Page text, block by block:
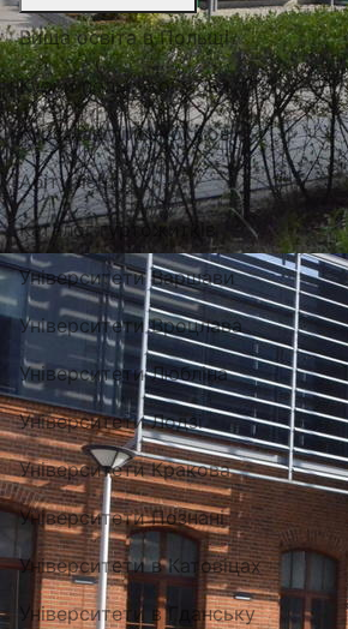
Вища освіта в Польщі
Курси польської мови
Курси англійської мови
Абітурієнту
Каталог гуртожитків
Університети Варшави
Університети Вроцлава
Університети Любліна
Університети Лодзі
Університети Кракова
Університети Познані
Університети в Катовіцах
Університети в Гданську